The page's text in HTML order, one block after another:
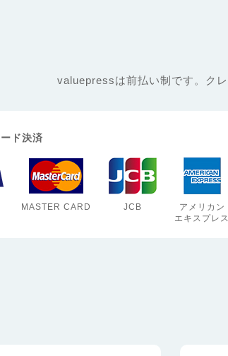
valuepressは前払い制です。ク
ド決済
MASTER CARD JCB
アメリカン
エキスプレス